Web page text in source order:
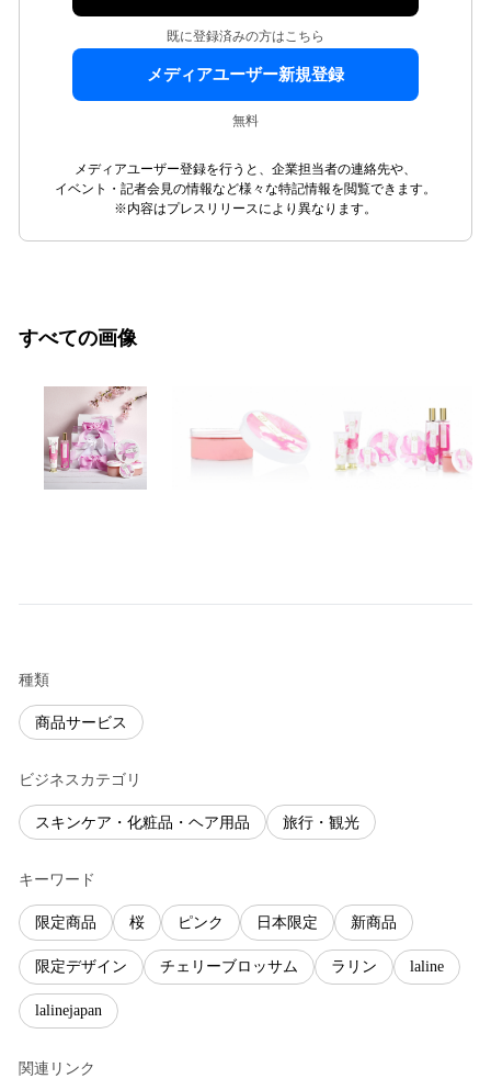
既に登録済みの方はこちら
メディアユーザー新規登録
無料
メディアユーザー登録を行うと、企業担当者の連絡先や、
イベント・記者会見の情報など様々な特記情報を閲覧できます。
※内容はプレスリリースにより異なります。
すべての画像
種類
商品サービス
ビジネスカテゴリ
スキンケア・化粧品・ヘア用品 旅行・観光
キーワード
限定商品 桜 ピンク 日本限定 新商品
限定デザイン チェリーブロッサム ラリン laline
lalinejapan
関連リンク